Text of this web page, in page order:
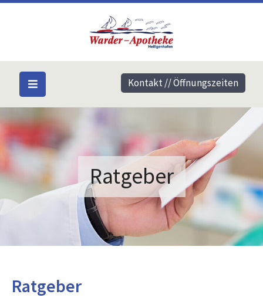
Ratgeber
Ratgeber
Kontakt // Öffnungszeiten